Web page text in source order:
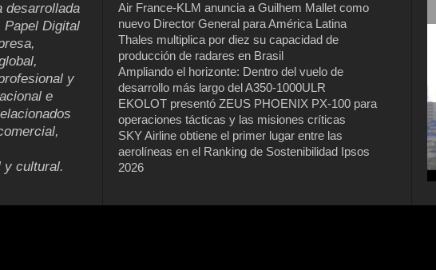
desarrollada
Papel Digital
y
e
y cultural.
Air France-KLM anuncia a Guilhem Mallet como
nuevo Director General para América Latina
Thales multiplica por diez su capacidad de
producción de radares en Brasil
Ampliando el horizonte: Dentro del vuelo de
desarrollo más largo del A350-1000ULR
EKOLOT presentó ZEUS PHOENIX PX-100 para
operaciones tácticas y las misiones críticas
SKY Airline obtiene el primer lugar entre las
aerolíneas en el Ranking de Sostenibilidad Ipsos
2026